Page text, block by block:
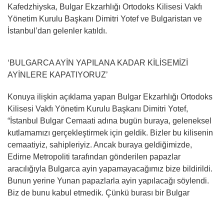
Kafedzhiyska, Bulgar Ekzarhlığı Ortodoks Kilisesi Vakfı
Yönetim Kurulu Başkanı Dimitri Yotef ve Bulgaristan ve
İstanbul’dan gelenler katıldı.
‘BULGARCA AYİN YAPILANA KADAR KİLİSEMİZİ
AYİNLERE KAPATIYORUZ’
Konuya ilişkin açıklama yapan Bulgar Ekzarhlığı Ortodoks
Kilisesi Vakfı Yönetim Kurulu Başkanı Dimitri Yotef,
“İstanbul Bulgar Cemaati adına bugün buraya, geleneksel
kutlamamızı gerçekleştirmek için geldik. Bizler bu kilisenin
cemaatiyiz, sahipleriyiz. Ancak buraya geldiğimizde,
Edirne Metropoliti tarafından gönderilen papazlar
aracılığıyla Bulgarca ayin yapamayacağımız bize bildirildi.
Bunun yerine Yunan papazlarla ayin yapılacağı söylendi.
Biz de bunu kabul etmedik. Çünkü burası bir Bulgar